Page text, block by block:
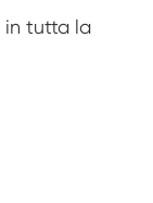
in tutta la